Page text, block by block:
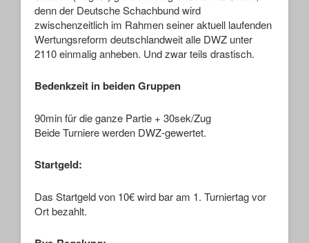
denn der Deutsche Schachbund wird
zwischenzeitlich im Rahmen seiner aktuell laufenden
Wertungsreform deutschlandweit alle DWZ unter
2110 einmalig anheben. Und zwar teils drastisch.
Bedenkzeit in beiden Gruppen
90min für die ganze Partie + 30sek/Zug
Beide Turniere werden DWZ-gewertet.
Startgeld:
Das Startgeld von 10€ wird bar am 1. Turniertag vor
Ort bezahlt.